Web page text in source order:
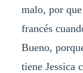
malo, por
francés
Bueno,
tiene Jessica